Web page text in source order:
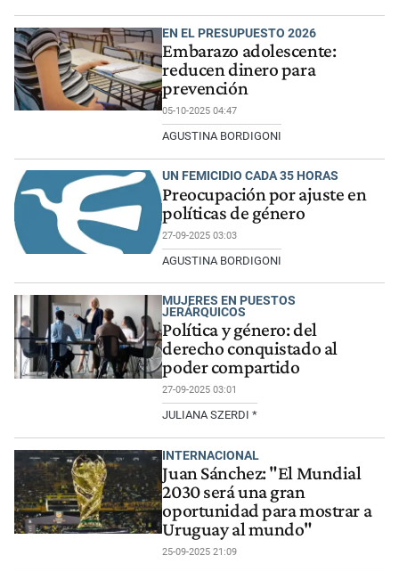
EN EL PRESUPUESTO 2026
Embarazo adolescente:
reducen dinero para
prevención
05-10-2025 04:47
AGUSTINA BORDIGONI
UN FEMICIDIO CADA 35 HORAS
Preocupación por ajuste en
políticas de género
27-09-2025 03:03
AGUSTINA BORDIGONI
MUJERES EN PUESTOS
JERÁRQUICOS
Política y género: del
derecho conquistado al
poder compartido
27-09-2025 03:01
JULIANA SZERDI *
INTERNACIONAL
Juan Sánchez: "El Mundial
2030 será una gran
oportunidad para mostrar a
Uruguay al mundo"
25-09-2025 21:09